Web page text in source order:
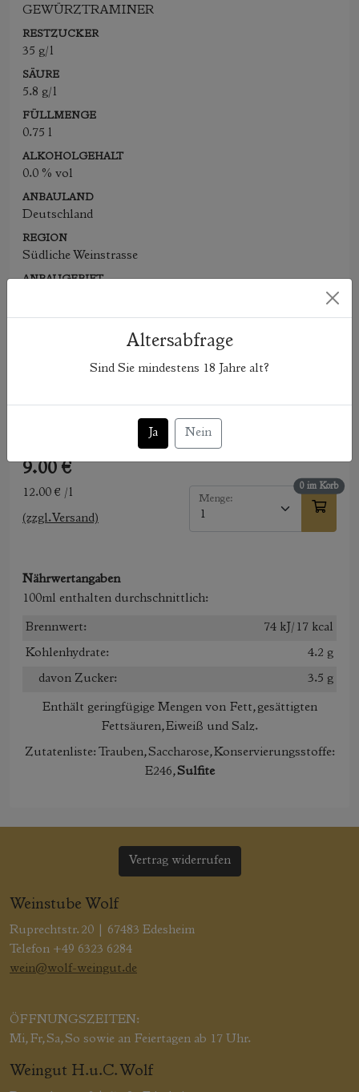
Altersabfrage
Sind Sie mindestens 18 Jahre alt?
Ja Nein
GEWÜRZTRAMINER
RESTZUCKER
35 g/l
SÄURE
5.8 g/l
FÜLLMENGE
0.75 l
ALKOHOLGEHALT
0.0 % vol
ANBAULAND
Deutschland
REGION
Südliche Weinstrasse
ANBAUGEBIET
LOS/AP-NR
ERZEUGERABFÜLLUNG
Weingut H.u.C. Wolf GbR, Ruprechtstraße 20, DE-67483,
9.00 €
12.00 € /l
(zzgl. Versand)
Menge:
0 im Korb
Nährwertangaben
100ml enthalten durchschnittlich:
Brennwert:
74 kJ/17 kcal
Kohlenhydrate:
4.2 g
davon Zucker:
3.5 g
Enthält geringfügige Mengen von Fett, gesättigten
Fettsäuren, Eiweiß und Salz.
Zutatenliste: Trauben, Saccharose, Konservierungsstoffe:
E246,Sulfite
Vertrag widerrufen
Weingut H.u.C. Wolf
Weinstube Wolf
Ruprechtstr. 20 | 67483 Edesheim
Telefon +49 6323 6284
wein@wolf-weingut.de
ÖFFNUNGSZEITEN:
Mi, Fr, Sa, So sowie an Feiertagen ab 17 Uhr.